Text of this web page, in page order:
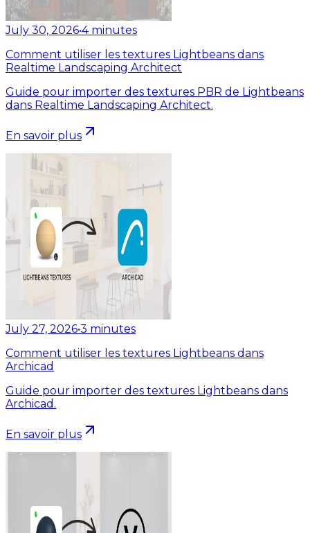
July 30, 2026•4 minutes
Comment utiliser les textures Lightbeans dans
Realtime Landscaping Architect
Guide pour importer des textures PBR de Lightbeans
dans Realtime Landscaping Architect.
En savoir plus
July 27, 2026•3 minutes
Comment utiliser les textures Lightbeans dans
Archicad
Guide pour importer des textures Lightbeans dans
Archicad.
En savoir plus